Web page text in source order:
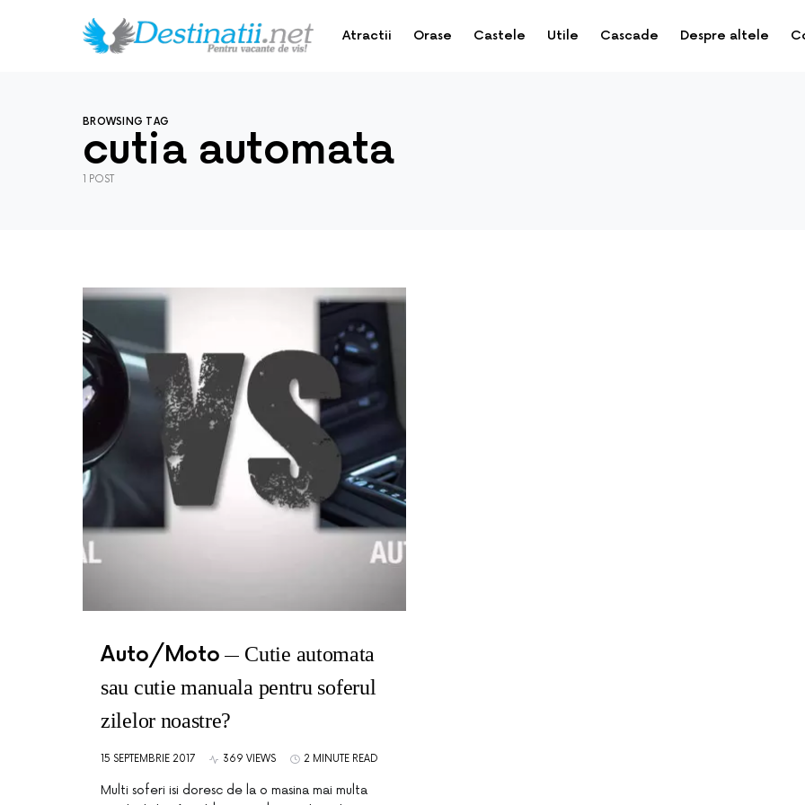
Atractii Orase Castele Utile Cascade Despre altele
BROWSING TAG
cutia automata
1 POST
Auto/Moto
Cutie automata
sau cutie manuala pentru soferul
zilelor noastre?
15 SEPTEMBRIE 2017 369 VIEWS 2 MINUTE READ
Multi soferi isi doresc de la o masina mai multa